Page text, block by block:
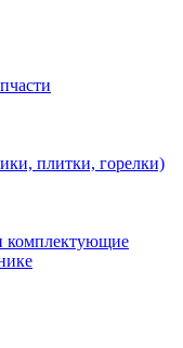
плитки, горелки)
комплектующие